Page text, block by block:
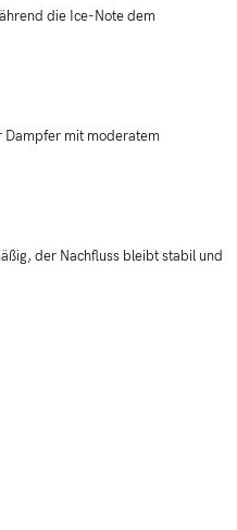
die Ice-Note dem
Dampfer mit moderatem
der Nachfluss bleibt stabil und